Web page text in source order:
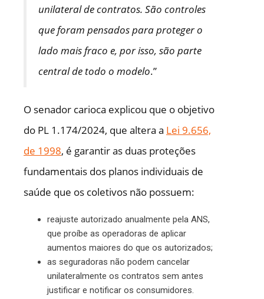
unilateral de contratos. São controles
que foram pensados para proteger o
lado mais fraco e, por isso, são parte
central de todo o modelo.”
O senador carioca explicou que o objetivo
do PL 1.174/2024, que altera a Lei 9.656,
de 1998, é garantir as duas proteções
fundamentais dos planos individuais de
saúde que os coletivos não possuem:
reajuste autorizado anualmente pela ANS,
que proíbe as operadoras de aplicar
aumentos maiores do que os autorizados;
as seguradoras não podem cancelar
unilateralmente os contratos sem antes
justificar e notificar os consumidores.